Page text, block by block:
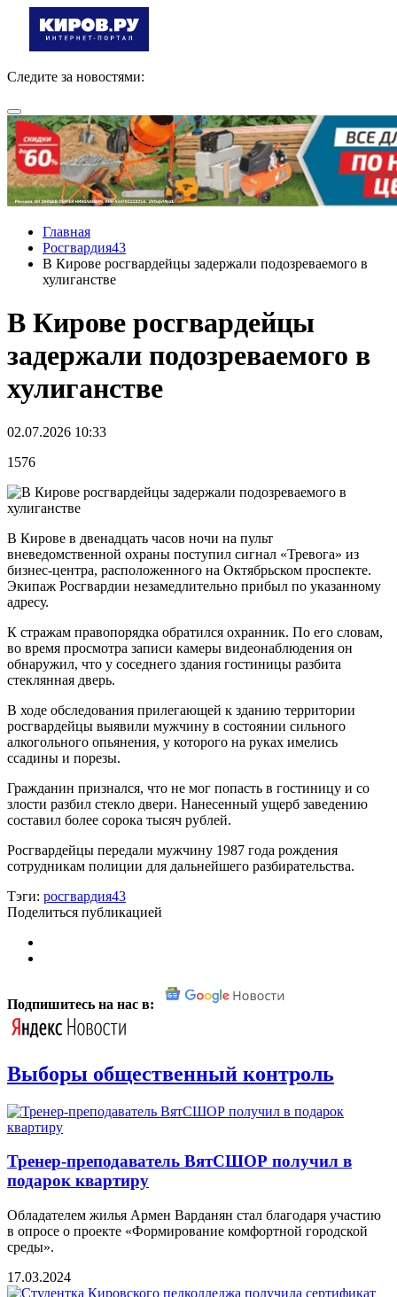
Следите за новостями:
Главная
Росгвардия43
В Кирове росгвардейцы задержали подозреваемого в
хулиганстве
В Кирове росгвардейцы
задержали подозреваемого в
хулиганстве
02.07.2026 10:33
1576
В Кирове в двенадцать часов ночи на пульт
вневедомственной охраны поступил сигнал «Тревога» из
бизнес-центра, расположенного на Октябрьском проспекте.
Экипаж Росгвардии незамедлительно прибыл по указанному
адресу.
К стражам правопорядка обратился охранник. По его словам,
во время просмотра записи камеры видеонаблюдения он
обнаружил, что у соседнего здания гостиницы разбита
стеклянная дверь.
В ходе обследования прилегающей к зданию территории
росгвардейцы выявили мужчину в состоянии сильного
алкогольного опьянения, у которого на руках имелись
ссадины и порезы.
Гражданин признался, что не мог попасть в гостиницу и со
злости разбил стекло двери. Нанесенный ущерб заведению
составил более сорока тысяч рублей.
Росгвардейцы передали мужчину 1987 года рождения
сотрудникам полиции для дальнейшего разбирательства.
Тэги: росгвардия43
Поделиться публикацией
Подпишитесь на нас в:
Выборы общественный контроль
Тренер-преподаватель ВятСШОР получил в
подарок квартиру
Обладателем жилья Армен Варданян стал благодаря участию
в опросе о проекте «Формирование комфортной городской
среды».
17.03.2024